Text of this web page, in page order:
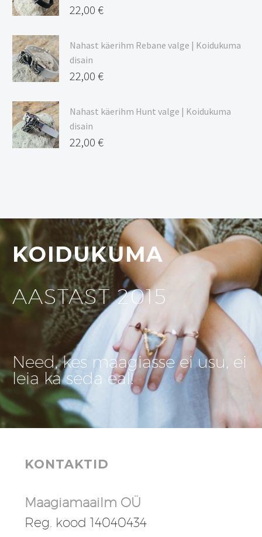
22,00 €
Nahast käerihm Rebane valge | Koidukuma
disain
22,00 €
Nahast käerihm Hunt valge | Koidukuma
disain
22,00 €
KOIDUKUMA
AASTAST 2015
Need, kes maagiasse ei usu, ei
leia ka seda eal!
KONTAKTID
Maagiamaailm OÜ
Reg. kood 14040434